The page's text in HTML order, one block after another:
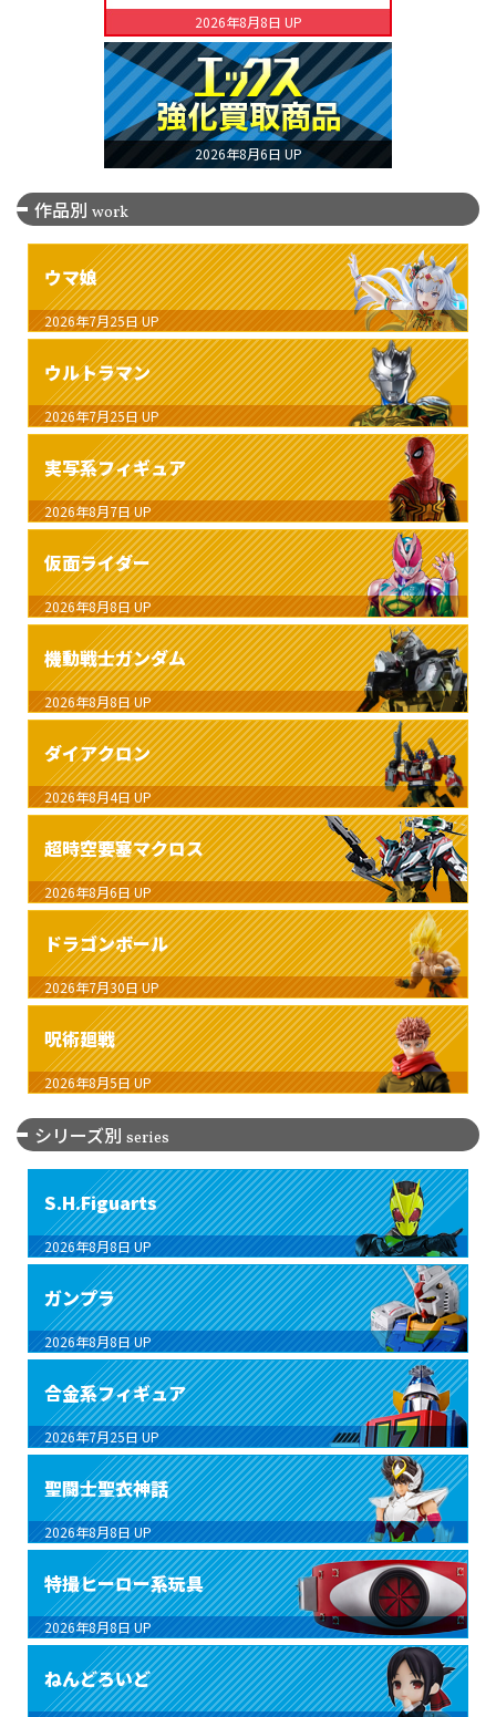
2026年8月8日 UP
2026年8月6日 UP
作品別 work
ウマ娘
2026年7月25日 UP
ウルトラマン
2026年7月25日 UP
実写系フィギュア
2026年8月7日 UP
仮面ライダー
2026年8月8日 UP
機動戦士ガンダム
2026年8月8日 UP
ダイアクロン
2026年8月4日 UP
超時空要塞マクロス
2026年8月6日 UP
ドラゴンボール
2026年7月30日 UP
呪術廻戦
2026年8月5日 UP
シリーズ別 series
S.H.Figuarts
2026年8月8日 UP
ガンプラ
2026年8月8日 UP
合金系フィギュア
2026年7月25日 UP
聖闘士聖衣神話
2026年8月8日 UP
特撮ヒーロー系玩具
2026年8月8日 UP
ねんどろいど